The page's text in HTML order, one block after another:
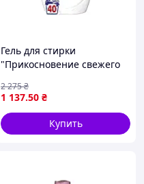
Гель для стирки
"Прикосновение свежего
"Lv"
1 137.50 ₴
2 275₴
Купить